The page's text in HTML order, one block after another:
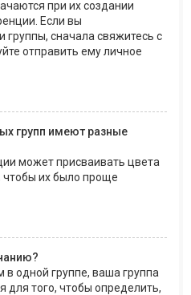
при их создании
Если вы
группы, сначала свяжитесь с
отправить ему личное
групп имеют разные
может присваивать цвета
чтобы их было проще
в одной группе, ваша группа
для того, чтобы определить,